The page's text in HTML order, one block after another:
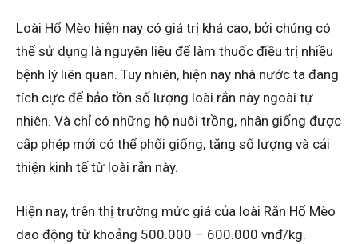
Loài Hổ Mèo hiện nay có giá trị khá cao, bởi chúng có
thể sử dụng là nguyên liệu để làm thuốc điều trị nhiều
bệnh lý liên quan. Tuy nhiên, hiện nay nhà nước ta đang
tích cực để bảo tồn số lượng loài rắn này ngoài tự
nhiên. Và chỉ có những hộ nuôi trồng, nhân giống được
cấp phép mới có thể phối giống, tăng số lượng và cải
thiện kinh tế từ loài rắn này.
Hiện nay, trên thị trường mức giá của loài Rắn Hổ Mèo
dao động từ khoảng 500.000 – 600.000 vnđ/kg.